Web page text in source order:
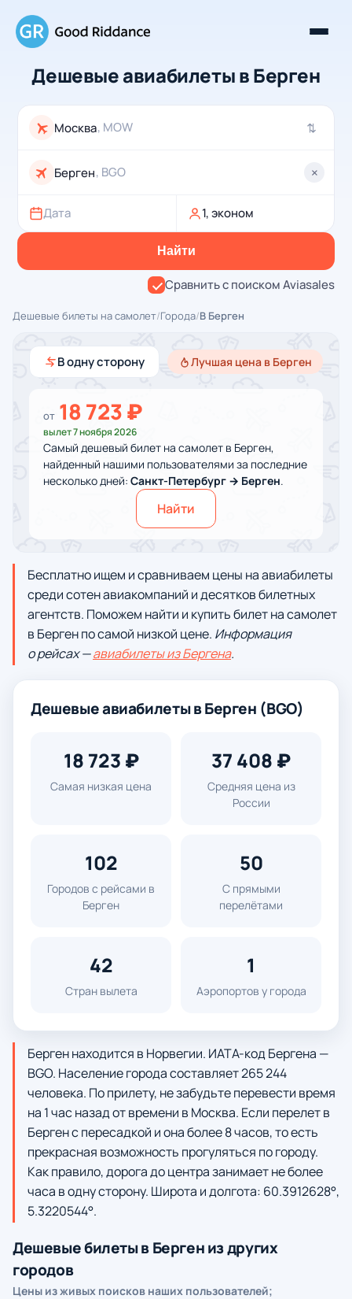
Дешевые авиабилеты в Берген
, MOW ⇄
, BGO ×
Дата 1, эконом
Найти
Сравнить с поиском Aviasales
Дешевые билеты на самолет/Города/В Берген
В одну сторону Лучшая цена в Берген
от 18 723 ₽
вылет 7 ноября 2026
Самый дешевый билет на самолет в Берген,
найденный нашими пользователями за последние
несколько дней: Санкт-Петербург → Берген.
Найти
Бесплатно ищем и сравниваем цены на авиабилеты
среди сотен авиакомпаний и десятков билетных
агентств. Поможем найти и купить билет на самолет
в Берген по самой низкой цене. Информация
о рейсах —авиабилеты из Бергена.
Дешевые авиабилеты в Берген (BGO)
18 723 ₽
Самая низкая цена
37 408 ₽
Средняя цена из
России
102
Городов с рейсами в
Берген
50
С прямыми
перелётами
42
Стран вылета
1
Аэропортов у города
Берген находится в Норвегии. ИАТА-код Бергена —
BGO. Население города составляет 265 244
человека. По прилету, не забудьте перевести время
на 1 час назад от времени в Москва. Если перелет в
Берген с пересадкой и она более 8 часов, то есть
прекрасная возможность прогуляться по городу.
Как правило, дорога до центра занимает не более
часа в одну сторону. Широта и долгота: 60.3912628°,
5.3220544°.
Дешевые билеты в Берген из других
городов
Цены из живых поисков наших пользователей;